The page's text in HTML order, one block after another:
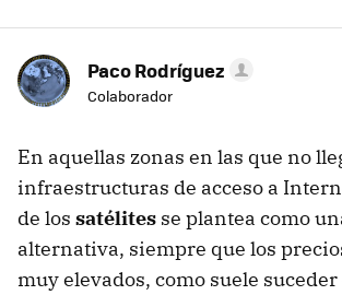
Paco Rodríguez
Colaborador
En aquellas zonas en las que no
infraestructuras de acceso a
de los satélites se plantea como
alternativa, siempre que los
muy elevados, como suele suceder